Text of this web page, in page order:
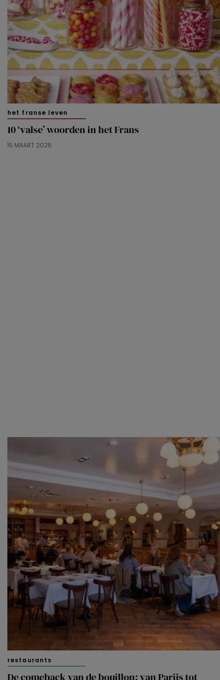
het franse leven
10 ‘valse’ woorden in het Frans
15 MAART 2026
restaurants
De comeback van de bouillon: van Parijs tot